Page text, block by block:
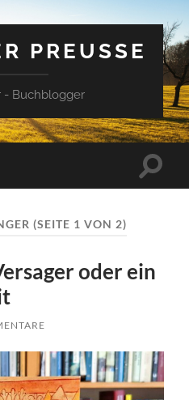
PREUSSE
- Buchblogger
(SEITE 1 VON 2)
oder ein